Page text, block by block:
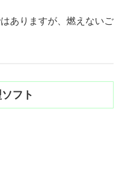
ありますが、燃えないご
フト